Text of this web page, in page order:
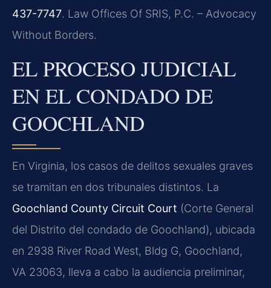
437-7747. Law Offices Of SRIS, P.C. – Advocacy
Without Borders.
EL PROCESO JUDICIAL
EN EL CONDADO DE
GOOCHLAND
En Virginia, los casos de delitos sexuales graves
se tramitan en dos tribunales distintos. La
Goochland County Circuit Court (Corte General
del Distrito del condado de Goochland), ubicada
en 2938 River Road West, Bldg G, Goochland,
VA 23063, lleva a cabo la audiencia preliminar,